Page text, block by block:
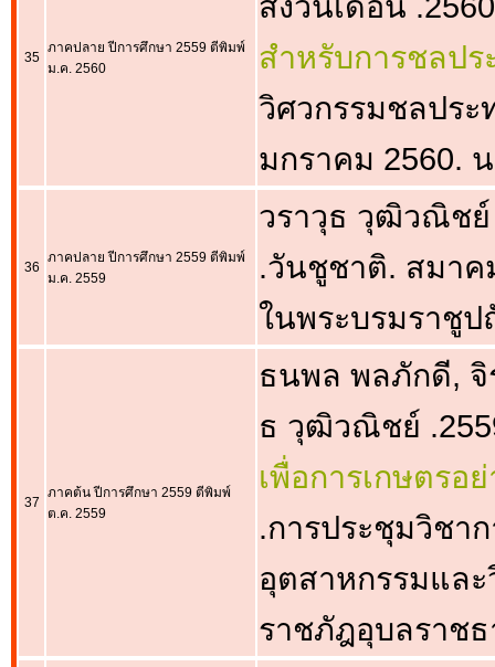
35
ภาคปลาย ปีการศึกษา 2559 ตีพิมพ์
ม.ค. 2560
สำหรับการชลป
วิศวกรรมชลปร
มกราคม 2560.
36
ภาคปลาย ปีการศึกษา 2559 ตีพิมพ์
ม.ค. 2559
วราวุธ วุฒิวณิชย์
.วันชูชาติ. สมาค
ในพระบรมราชูป
37
ภาคต้น ปีการศึกษา 2559 ตีพิมพ์
ต.ค. 2559
ธนพล พลภักดี, จิ
ธ วุฒิวณิชย์
เพื่อการเกษตรอ
.การประชุมวิชา
อุตสาหกรรมแล
ราชภัฎอุบลราช